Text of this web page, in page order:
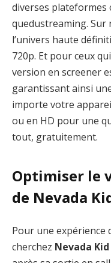
diverses plateformes
quedustreaming. Sur
l’univers haute
720p. Et pour ceux
version en screener
garantissant ainsi
importe votre
ou en HD pour une
tout, gratuitement.
Optimiser le
de Nevada
Pour une expérience
cherchez Nevada